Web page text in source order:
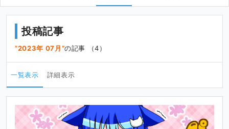
投稿記事
2023年 07月 の記事 （4）
一覧表示 詳細表示